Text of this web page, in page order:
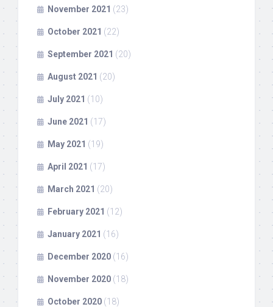
November 2021 (23)
October 2021 (22)
September 2021 (20)
August 2021 (20)
July 2021 (10)
June 2021 (17)
May 2021 (19)
April 2021 (17)
March 2021 (20)
February 2021 (12)
January 2021 (16)
December 2020 (16)
November 2020 (18)
October 2020 (18)